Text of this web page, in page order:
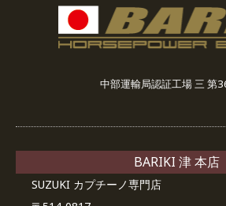
中部運輸局認証工場 三 第
BARIKI 津 本店
SUZUKI カプチーノ専門店